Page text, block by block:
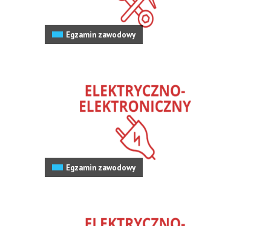
Egzamin zawodowy
Egzamin zawodowy